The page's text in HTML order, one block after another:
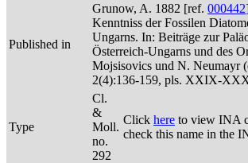
Published in
Grunow, A. 1882 [ref. 000442
Kenntniss der Fossilen
Ungarns. In: Beiträge zur
Österreich-Ungarns und des
Mojsisovics und N. Neumayr
2(4):136-159, pls. XXIX-
Type
Cl.
&
Moll.
no.
292
Click here to view INA
check this name in the